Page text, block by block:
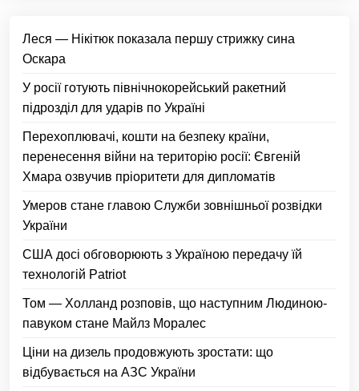
Леся — Нікітюк показала першу стрижку сина
Оскара
У росії готують північнокорейський ракетний
підрозділ для ударів по Україні
Перехоплювачі, кошти на безпеку країни,
перенесення війни на територію росії: Євгеній
Хмара озвучив пріоритети для дипломатів
Умеров стане главою Служби зовнішньої розвідки
України
США досі обговорюють з Україною передачу їй
технологій Patriot
Том — Холланд розповів, що наступним Людиною-
павуком стане Майлз Моралес
Ціни на дизель продовжують зростати: що
відбувається на АЗС України